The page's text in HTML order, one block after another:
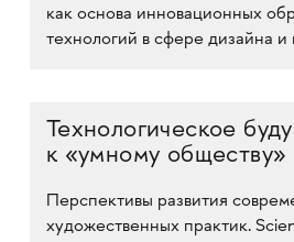
как основа инновационных
технологий в сфере дизайна и
Технологическое
к «умному обществу»
Перспективы развития
художественных практик.